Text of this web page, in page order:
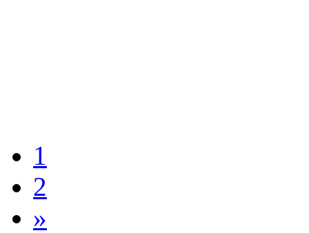
1
2
»